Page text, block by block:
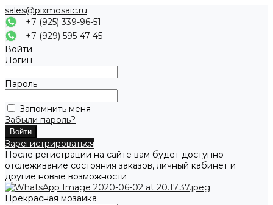
sales@pixmosaic.ru
+7 (925) 339-96-51
+7 (929) 595-47-45
Войти
Логин
Пароль
Запомнить меня
Забыли пароль?
Зарегистрироваться
После регистрации на сайте вам будет доступно
отслеживание состояния заказов, личный кабинет и
другие новые возможности
Прекрасная мозаика